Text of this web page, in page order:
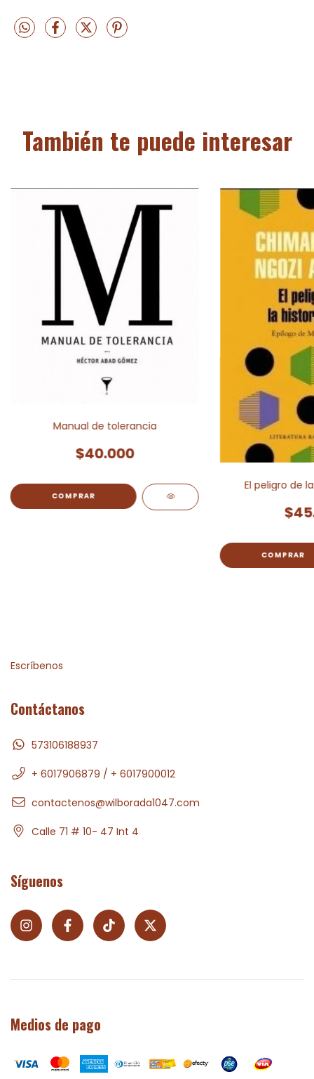
También te puede interesar
Manual de tolerancia
$40.000
El peligro de
Escríbenos
Contáctanos
573106188937
+ 6017906879 / + 6017900012
contactenos@wilborada1047.com
Calle 71 # 10- 47 Int 4
Síguenos
Medios de pago